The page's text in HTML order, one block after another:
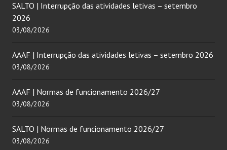
SALTO | Interrupção das atividades letivas – setembro
2026
03/08/2026
AAAF | Interrupção das atividades letivas – setembro 2026
03/08/2026
AAAF | Normas de funcionamento 2026/27
03/08/2026
SALTO | Normas de funcionamento 2026/27
03/08/2026